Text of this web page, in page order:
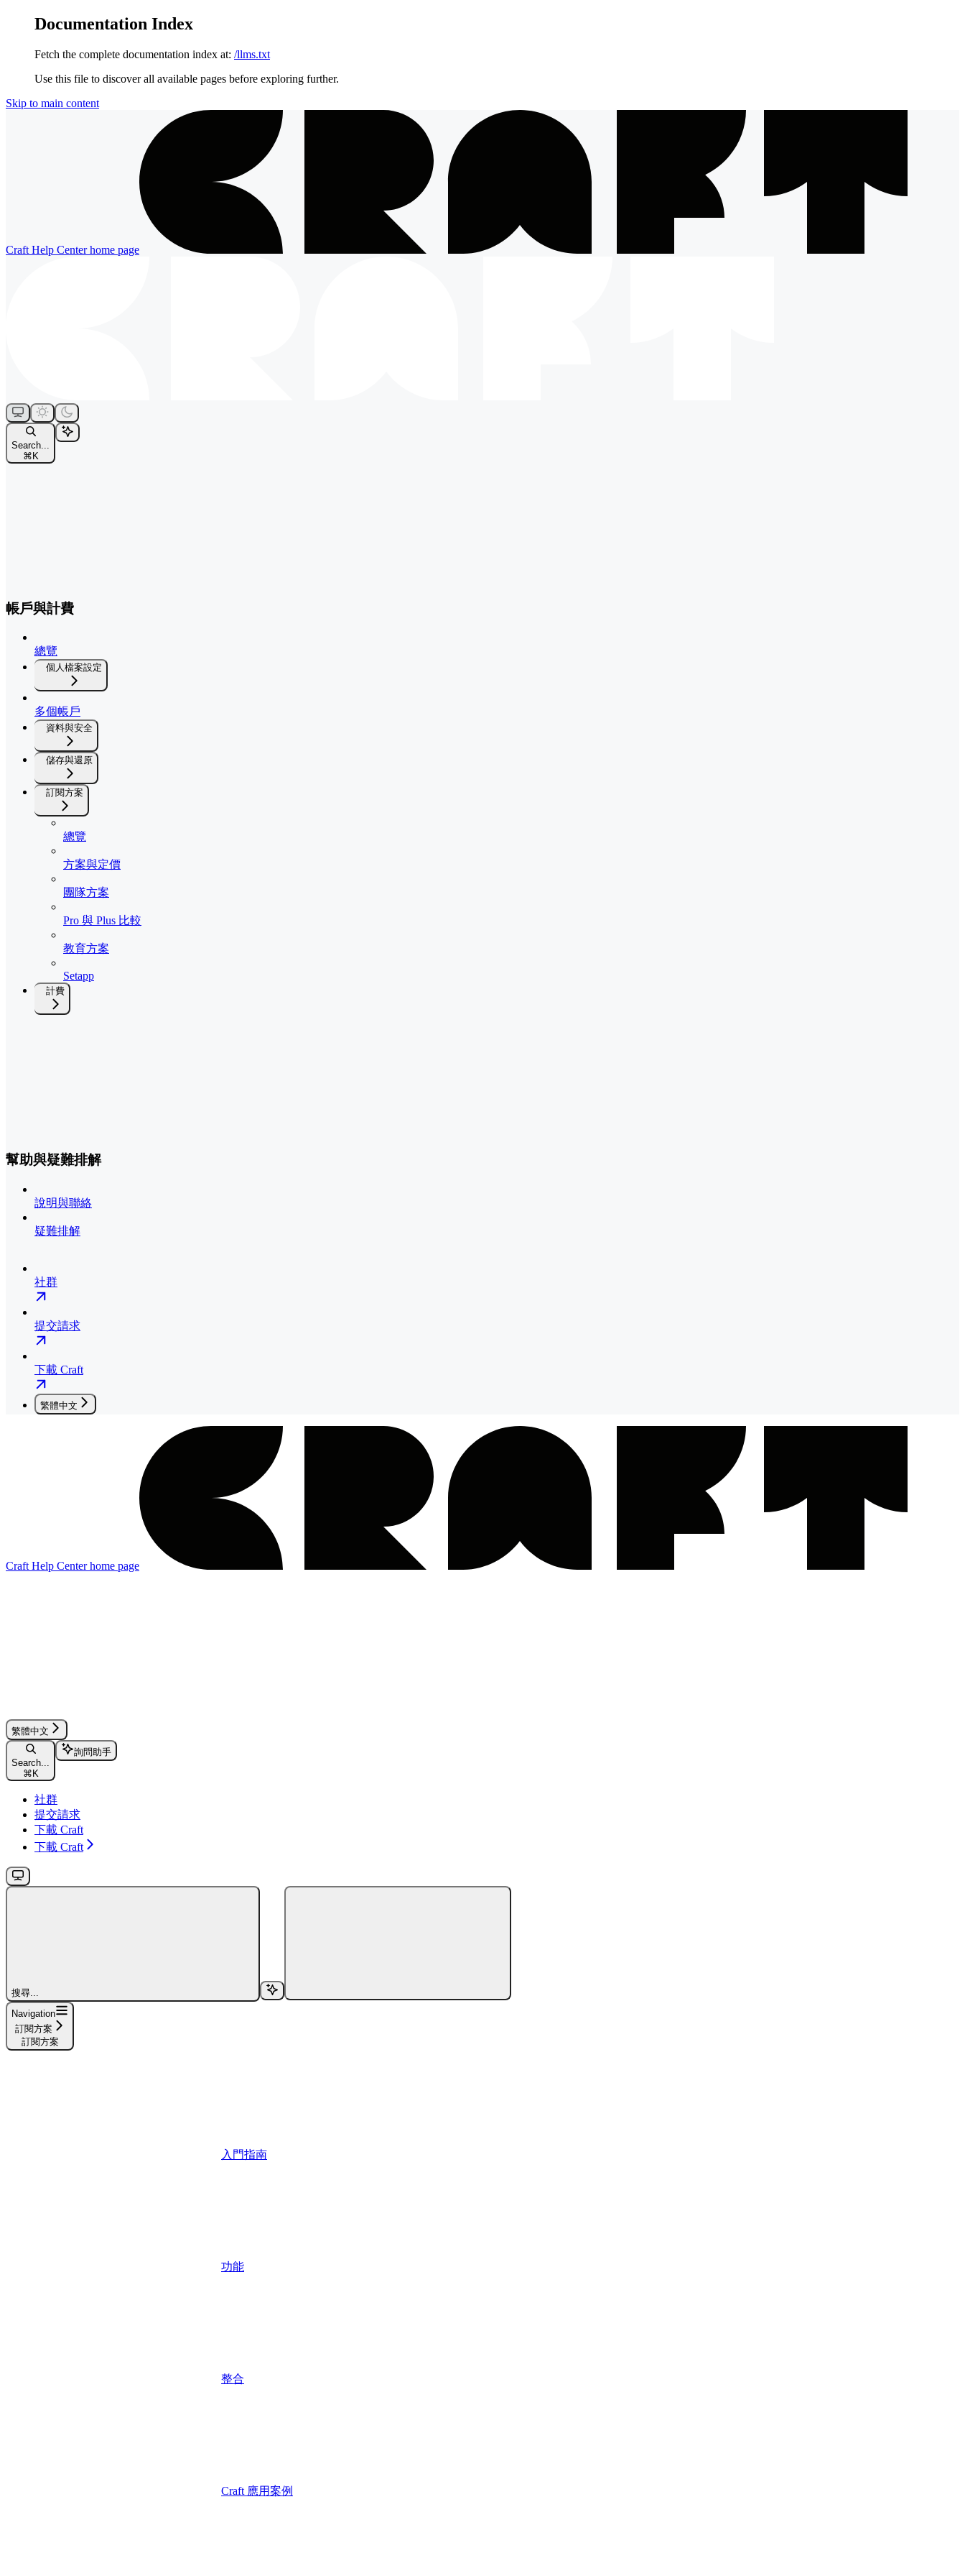
Documentation Index
Fetch the complete documentation index at: /llms.txt
Use this file to discover all available pages before exploring further.
Skip to main content
Craft Help Centerhome page
Search...
⌘ K
帳戶與計費
總覽
個人檔案設定
多個帳戶
資料與安全
儲存與還原
訂閱方案
總覽
方案與定價
團隊方案
Pro 與 Plus 比較
教育方案
Setapp
計費
幫助與疑難排解
說明與聯絡
疑難排解
社群
提交請求
下載 Craft
繁體中文
Craft Help Centerhome page
繁體中文
Search...
⌘K
詢問助手
社群
提交請求
下載 Craft
下載 Craft
搜尋...
Navigation
訂閱方案
訂閱方案
入門指南
功能
整合
Craft 應用案例